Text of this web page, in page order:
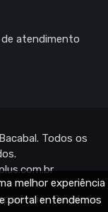
melhor experiência
portal entendemos
de atendimento
Todos os
Ouvidoria